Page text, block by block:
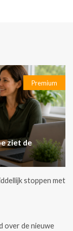
Premium
ziet de
stoppen met
over de nieuwe